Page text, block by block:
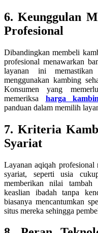
6. Keunggulan
Profesional
Dibandingkan membeli
profesional menawarkan
layanan ini
menggunakan kambing
Konsumen yang
memeriksa harga
panduan dalam memilih
7. Kriteria
Syariat
Layanan aqiqah profesional
syariat, seperti usia
memberikan nilai tambah
keaslian ibadah tanpa
biasanya mencantumkan
situs mereka sehingga